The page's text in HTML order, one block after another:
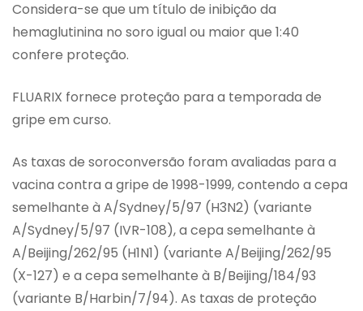
Considera-se que um título de inibição da
hemaglutinina no soro igual ou maior que 1:40
confere proteção.
FLUARIX fornece proteção para a temporada de
gripe em curso.
As taxas de soroconversão foram avaliadas para a
vacina contra a gripe de 1998-1999, contendo a cepa
semelhante à A/Sydney/5/97 (H3N2) (variante
A/Sydney/5/97 (IVR-108), a cepa semelhante à
A/Beijing/262/95 (H1N1) (variante A/Beijing/262/95
(X-127) e a cepa semelhante à B/Beijing/184/93
(variante B/Harbin/7/94). As taxas de proteção